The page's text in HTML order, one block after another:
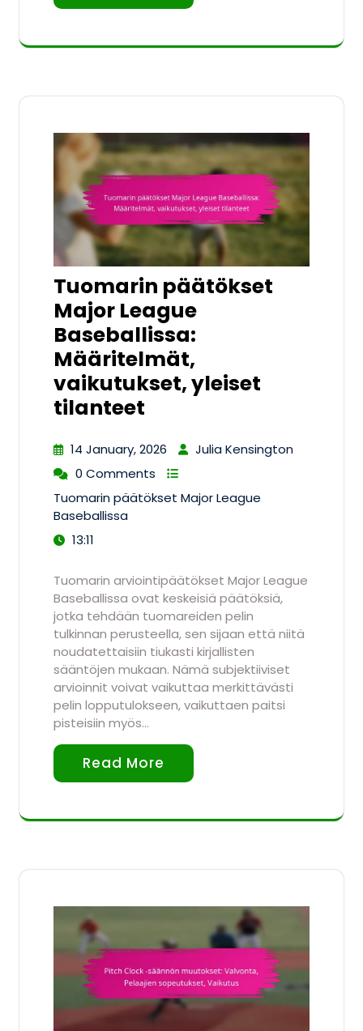
Tuomarin päätökset
Major League
Baseballissa:
Määritelmät,
vaikutukset, yleiset
tilanteet
14 January, 2026
Julia Kensington
0 Comments
Tuomarin päätökset Major League
Baseballissa
13:11
Tuomarin arviointipäätökset Major League
Baseballissa ovat keskeisiä päätöksiä,
jotka tehdään tuomareiden pelin
tulkinnan perusteella, sen sijaan että niitä
noudatettaisiin tiukasti kirjallisten
sääntöjen mukaan. Nämä subjektiiviset
arvioinnit voivat vaikuttaa merkittävästi
pelin lopputulokseen, vaikuttaen paitsi
pisteisiin myös…
Read More